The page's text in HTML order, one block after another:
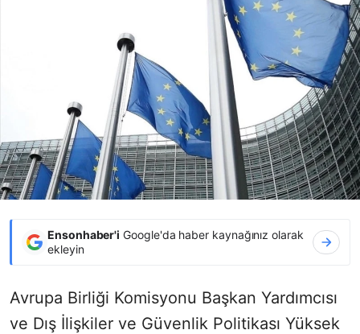
Ensonhaber'i Google'da haber kaynağınız olarak
ekleyin
Avrupa Birliği Komisyonu Başkan Yardımcısı
ve Dış İlişkiler ve Güvenlik Politikası Yüksek